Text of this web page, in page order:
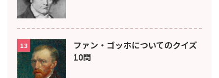
13
ファン・ゴッホについてのクイズ
10問